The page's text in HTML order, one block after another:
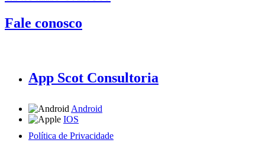
Fale conosco
App Scot Consultoria
Android
IOS
Política de Privacidade